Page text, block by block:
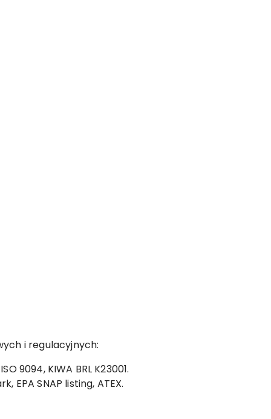
i regulacyjnych:
9094, KIWA BRL K23001.
EPA SNAP listing, ATEX.